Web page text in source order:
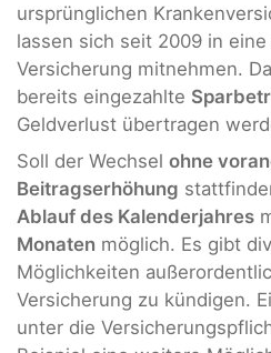
ursprünglichen
lassen sich seit 2009 in
Versicherung mitnehmen.
bereits eingezahlte
Geldverlust übertragen
Soll der Wechsel ohne
Beitragserhöhung
Ablauf des Kalenderjahres
Monaten möglich. Es gibt
Möglichkeiten
Versicherung zu kündigen.
unter die